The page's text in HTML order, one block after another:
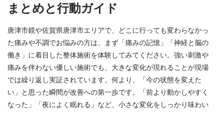
まとめと行動ガイド
唐津市鏡や佐賀県唐津市エリアで、どこに行っても変わらなかっ
た痛みや不調でお悩みの方は、まず「痛みの記憶」「神経と脳の
働き」に着目した整体施術を体験してみてください。強い刺激や
痛みを伴わない優しい施術でも、大きな変化が現れることが現場
では繰り返し実証されています。何より、「今の状態を変えた
い」と思った瞬間が改善への第一歩です。「前より動かしやすく
なった」「夜によく眠れる」など、小さな変化をしっかり味わい